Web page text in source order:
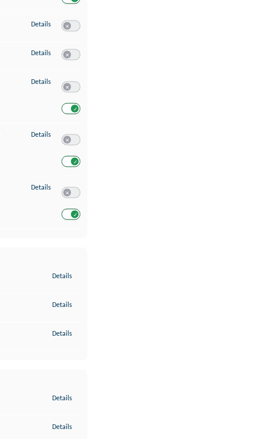
Details zu Erstellung von Profilen für personalisierte Werbung
Details zu Verwendung von Profilen zur Auswahl personalisierter Werbung
Details zu Messung der Werbeleistung
Details zu Analyse von Zielgruppen durch Statistiken oder Kombinationen von
Details zu Entwicklung und Verbesserung der Angebote
Details
Details
Details
Details
Details